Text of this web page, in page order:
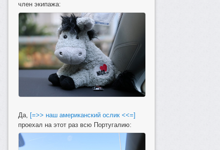
член экипажа:
Да, [=>> наш американский ослик <<=]
проехал на этот раз всю Португалию: